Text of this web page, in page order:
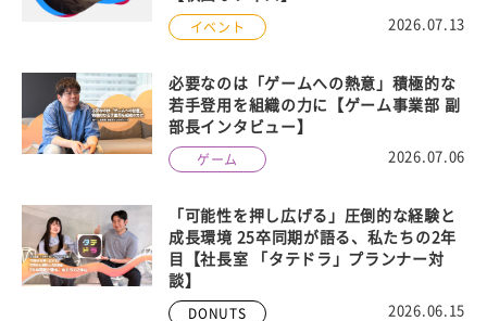
DONUTSの採用情報はこちら
イベント 2026.07.13
ゲーム 2026.07.06
必要なのは「ゲームへの熱意」積極的な
若手登用を組織の力に【ゲーム事業部 副
部長インタビュー】
DONUTS 2026.06.15
「可能性を押し広げる」圧倒的な経験と
成長環境 25卒同期が語る、私たちの2年
目【社長室 「タテドラ」プランナー対
談】